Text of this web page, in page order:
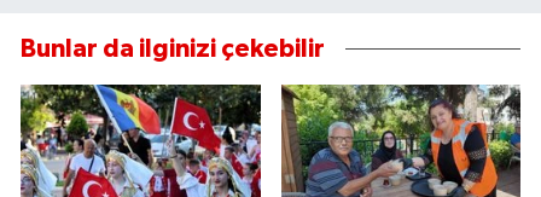
Bunlar da ilginizi çekebilir